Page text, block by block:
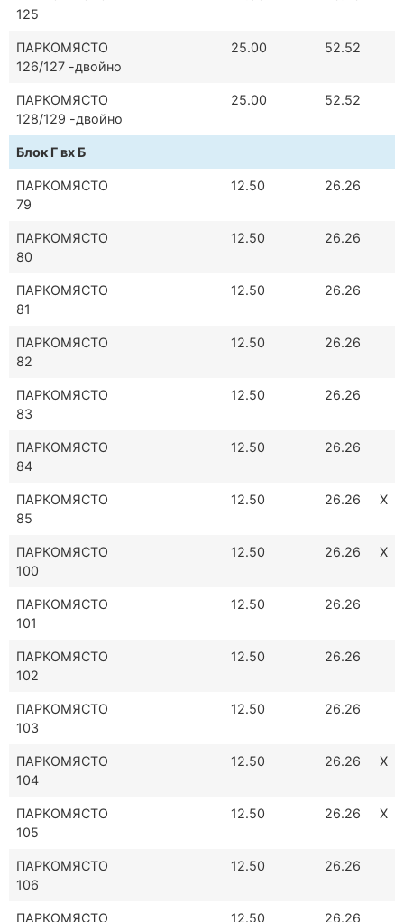
125
ПАРКОМЯСТО
126/127 -двойно
25.00 52.52
ПАРКОМЯСТО
128/129 -двойно
25.00 52.52
Блок Г вх Б
ПАРКОМЯСТО
79
12.50 26.26
ПАРКОМЯСТО
80
12.50 26.26
ПАРКОМЯСТО
81
12.50 26.26
ПАРКОМЯСТО
82
12.50 26.26
ПАРКОМЯСТО
83
12.50 26.26
ПАРКОМЯСТО
84
12.50 26.26
ПАРКОМЯСТО
85
12.50 26.26 Х
ПАРКОМЯСТО
100
12.50 26.26 Х
ПАРКОМЯСТО
101
12.50 26.26
ПАРКОМЯСТО
102
12.50 26.26
ПАРКОМЯСТО
103
12.50 26.26
ПАРКОМЯСТО
104
12.50 26.26 Х
ПАРКОМЯСТО
105
12.50 26.26 Х
ПАРКОМЯСТО
106
12.50 26.26
ПАРКОМЯСТО 12.50 26.26